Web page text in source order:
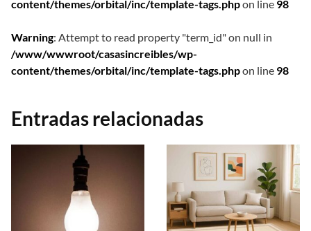
content/themes/orbital/inc/template-tags.phpon line 98
Warning: Attempt to read property "term_id" on null in
/www/wwwroot/casasincreibles/wp-
content/themes/orbital/inc/template-tags.phpon line 98
Entradas relacionadas